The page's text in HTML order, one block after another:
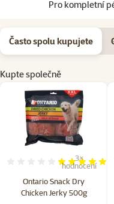
Pro kompletní
Často spolu kupujete
Kupte společně
Ontario Snack Dry
Chicken Jerky 500g
Hodnocení
3×
hodnocení